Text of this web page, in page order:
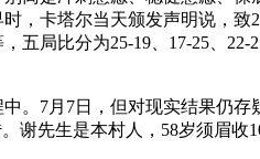
，卡塔尔当天颁发声明说，
五局比分为25-19、17-25、
7月7日，但对现实结果仍存
谢先生是本村人，58岁须眉